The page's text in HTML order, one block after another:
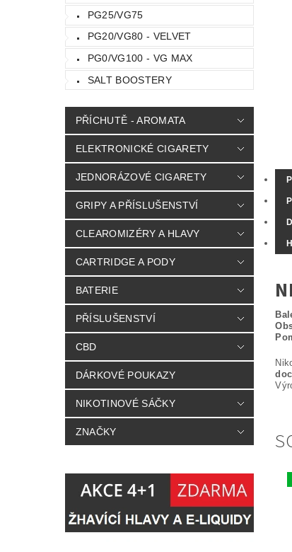
PG25/VG75
PG20/VG80 - VELVET
PG0/VG100 - VG MAX
SALT BOOSTERY
PŘÍCHUTĚ - AROMATA
ELEKTRONICKÉ CIGARETY
JEDNORÁZOVÉ CIGARETY
GRIPY A PŘÍSLUŠENSTVÍ
CLEAROMIZÉRY A HLAVY
CARTRIDGE A PODY
BATERIE
PŘÍSLUŠENSTVÍ
CBD
DÁRKOVÉ POUKAZY
NIKOTINOVÉ SÁČKY
ZNAČKY